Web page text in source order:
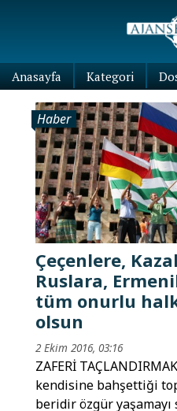
Anasayfa Kategori
Haber
Çeçenlere,
Ruslara,
tüm onurlu
olsun
2 Ekim 2016, 03:16
ZAFERİ
kendisine bahşettiği
beridir özgür